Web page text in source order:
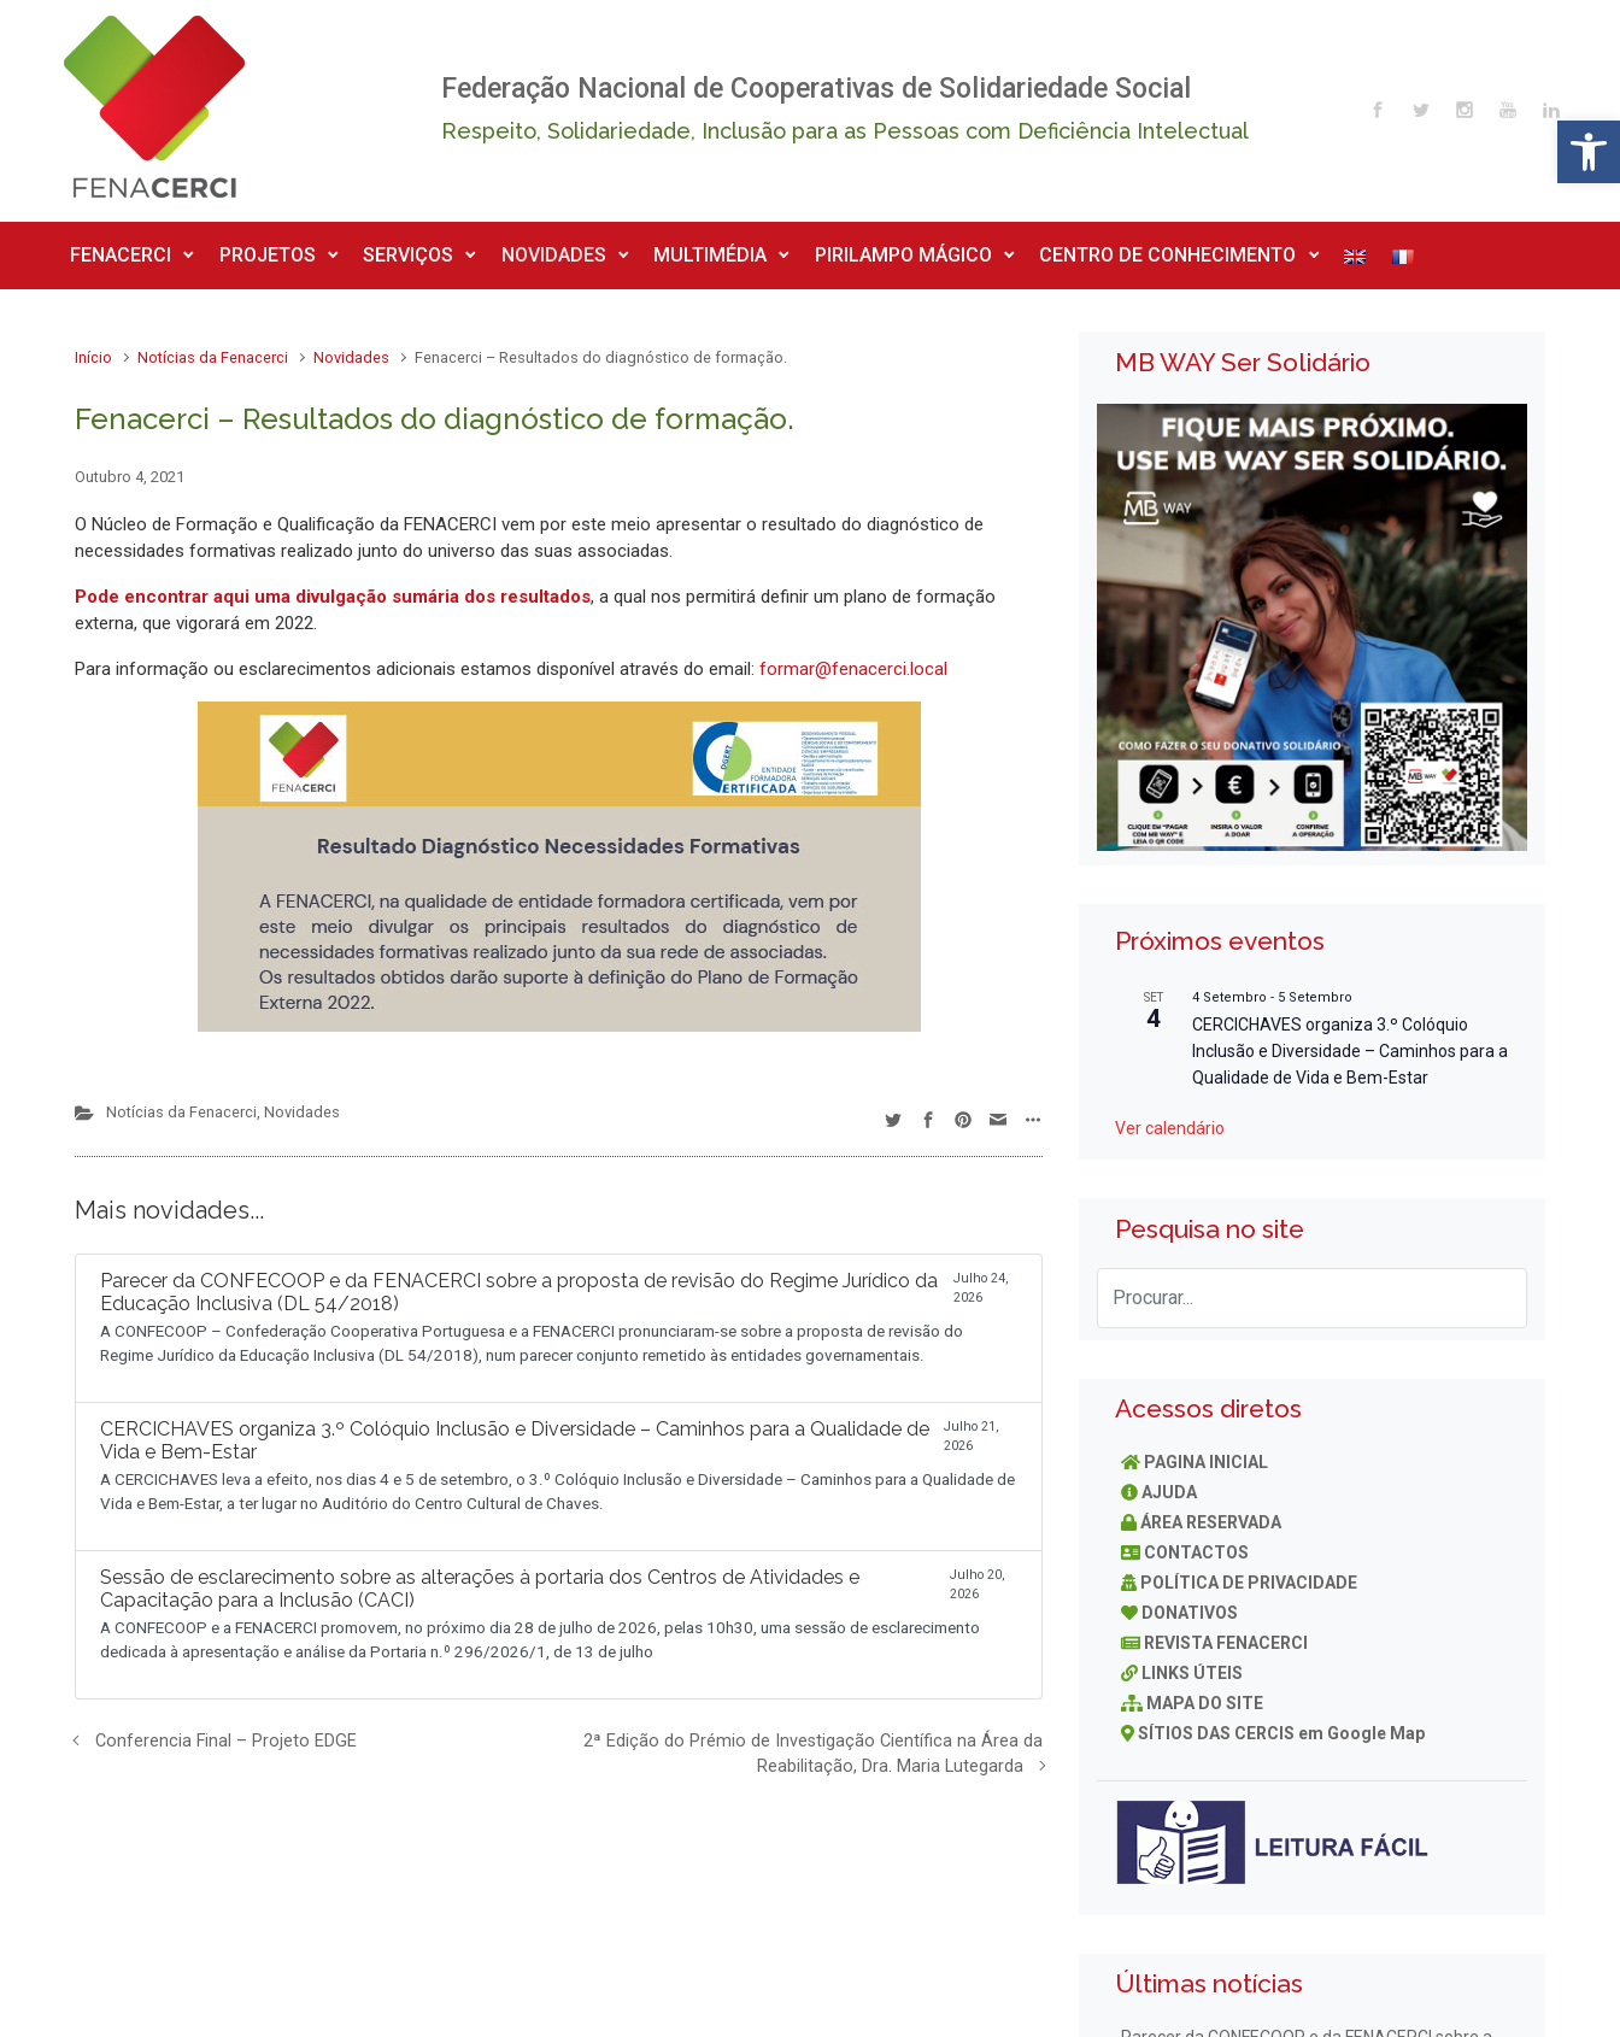
Skip to main content
Federação Nacional de Cooperativas de Solidariedade Social
Respeito, Solidariedade, Inclusão para as Pessoas com Deficiência Intelectual
FENACERCI PROJETOS SERVIÇOS NOVIDADES MULTIMÉDIA PIRILAMPO MÁGICO CENTRO DE CONHECIMENTO
Início Notícias da Fenacerci Novidades Fenacerci – Resultados do diagnóstico de formação.
Fenacerci – Resultados do diagnóstico de formação.
Outubro 4, 2021
O Núcleo de Formação e Qualificação da FENACERCI vem por este meio apresentar o resultado do diagnóstico de
necessidades formativas realizado junto do universo das suas associadas.
Pode encontrar aqui uma divulgação sumária dos resultados, a qual nos permitirá definir um plano de formação
externa, que vigorará em 2022.
Para informação ou esclarecimentos adicionais estamos disponível através do email: formar@fenacerci.local
Notícias da Fenacerci, Novidades
Mais novidades...
Parecer da CONFECOOP e da FENACERCI sobre a proposta de revisão do Regime Jurídico da
Educação Inclusiva (DL 54/2018)
Julho 24,
2026
A CONFECOOP – Confederação Cooperativa Portuguesa e a FENACERCI pronunciaram-se sobre a proposta de revisão do
Regime Jurídico da Educação Inclusiva (DL 54/2018), num parecer conjunto remetido às entidades governamentais.
CERCICHAVES organiza 3.º Colóquio Inclusão e Diversidade – Caminhos para a Qualidade de
Vida e Bem-Estar
Julho 21,
2026
A CERCICHAVES leva a efeito, nos dias 4 e 5 de setembro, o 3.º Colóquio Inclusão e Diversidade – Caminhos para a Qualidade de
Vida e Bem-Estar, a ter lugar no Auditório do Centro Cultural de Chaves.
Sessão de esclarecimento sobre as alterações à portaria dos Centros de Atividades e
Capacitação para a Inclusão (CACI)
Julho 20,
2026
A CONFECOOP e a FENACERCI promovem, no próximo dia 28 de julho de 2026, pelas 10h30, uma sessão de esclarecimento
dedicada à apresentação e análise da Portaria n.º 296/2026/1, de 13 de julho
Conferencia Final – Projeto EDGE
2ª Edição do Prémio de Investigação Científica na Área da
Reabilitação, Dra. Maria Lutegarda
MB WAY Ser Solidário
Próximos eventos
SET
4
4 Setembro - 5 Setembro
CERCICHAVES organiza 3.º Colóquio
Inclusão e Diversidade – Caminhos para a
Qualidade de Vida e Bem-Estar
Ver calendário
Pesquisa no site
Acessos diretos
PAGINA INICIAL
AJUDA
ÁREA RESERVADA
CONTACTOS
POLÍTICA DE PRIVACIDADE
DONATIVOS
REVISTA FENACERCI
LINKS ÚTEIS
MAPA DO SITE
SÍTIOS DAS CERCIS em Google Map
Últimas notícias